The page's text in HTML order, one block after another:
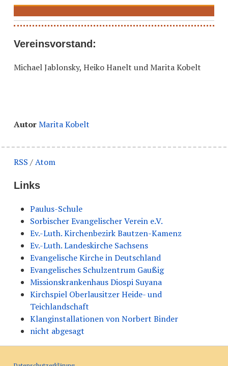
Vereinsvorstand:
Michael Jablonsky, Heiko Hanelt und Marita Kobelt
AutorMarita Kobelt
RSS /Atom
Links
Paulus-Schule
Sorbischer Evangelischer Verein e.V.
Ev.-Luth. Kirchenbezirk Bautzen-Kamenz
Ev.-Luth. Landeskirche Sachsens
Evangelische Kirche in Deutschland
Evangelisches Schulzentrum Gaußig
Missionskrankenhaus Diospi Suyana
Kirchspiel Oberlausitzer Heide- und
Teichlandschaft
Klanginstallationen von Norbert Binder
nicht abgesagt